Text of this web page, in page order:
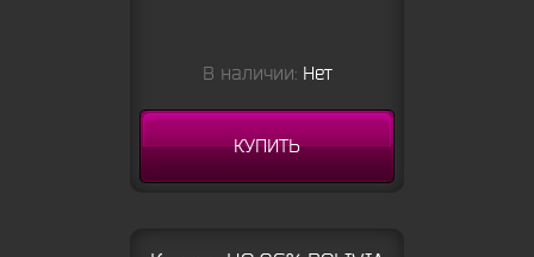
В наличии: Нет
КУПИТЬ